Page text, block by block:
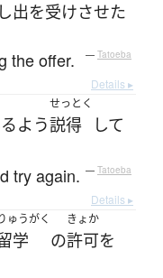
出を受けさせた
the offer. — Tatoeba
Details ▸
よう
せっとく
説得
して
try again. — Tatoeba
Details ▸
ゅうがく
学 の
きょか
許可を